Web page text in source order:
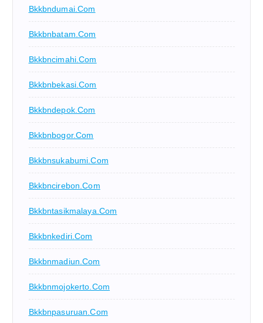
Bkkbndumai.com
Bkkbnbatam.com
Bkkbncimahi.com
Bkkbnbekasi.com
Bkkbndepok.com
Bkkbnbogor.com
Bkkbnsukabumi.com
Bkkbncirebon.com
Bkkbntasikmalaya.com
Bkkbnkediri.com
Bkkbnmadiun.com
Bkkbnmojokerto.com
Bkkbnpasuruan.com